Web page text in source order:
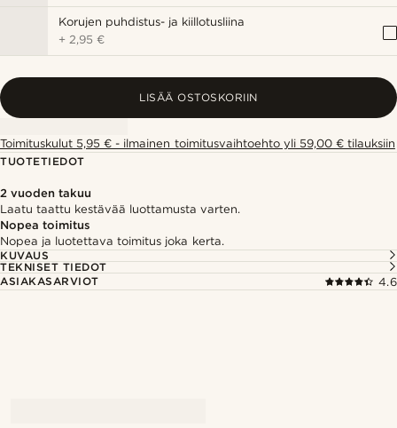
Korujen puhdistus- ja kiillotusliina
+ 2,95 €
LISÄÄ OSTOSKORIIN
Toimituskulut 5,95 € - ilmainen toimitusvaihtoehto yli 59,00 € tilauksiin
TUOTETIEDOT
2 vuoden takuu
Laatu taattu kestävää luottamusta varten.
Nopea toimitus
Nopea ja luotettava toimitus joka kerta.
KUVAUS
TEKNISET TIEDOT
ASIAKASARVIOT
4.6